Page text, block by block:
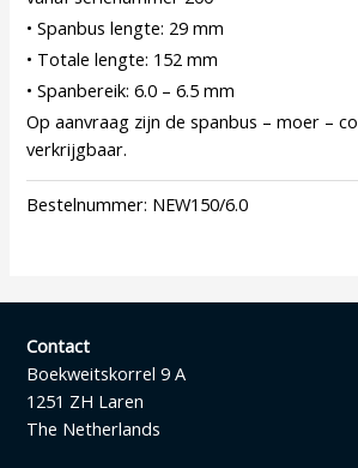
• Spanbus lengte: 29 mm
• Totale lengte: 152 mm
• Spanbereik: 6.0 – 6.5 mm
Op aanvraag zijn de spanbus – moer –
verkrijgbaar.
Bestelnummer: NEW150/6.0
Contact
Boekweitskorrel 9 A
1251 ZH Laren
The Netherlands